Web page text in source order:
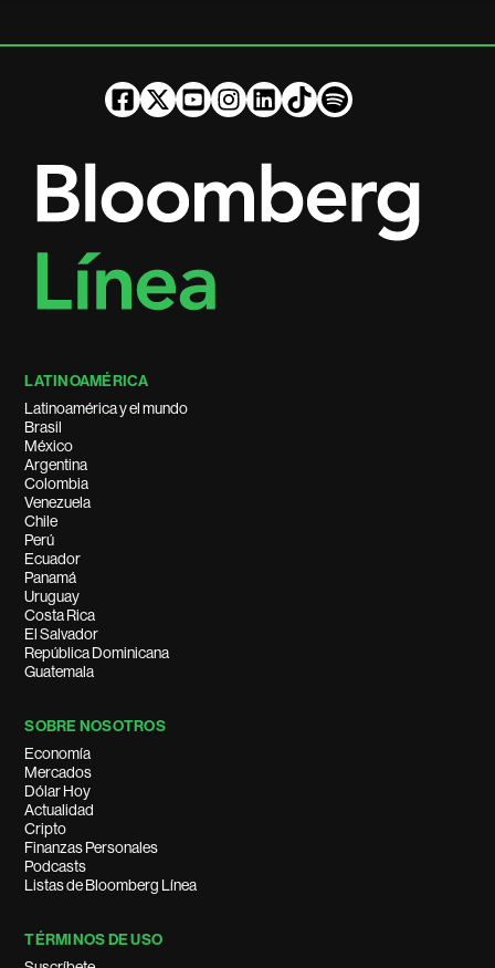
LATINOAMÉRICA
Latinoamérica y el mundo
Brasil
México
Argentina
Colombia
Venezuela
Chile
Perú
Ecuador
Panamá
Uruguay
Costa Rica
El Salvador
República Dominicana
Guatemala
SOBRE NOSOTROS
Economía
Mercados
Dólar Hoy
Actualidad
Cripto
Finanzas Personales
Podcasts
Listas de Bloomberg Línea
TÉRMINOS DE USO